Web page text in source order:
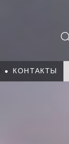
КОНТАКТЫ